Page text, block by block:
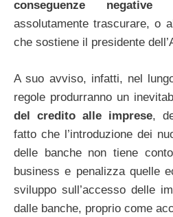
conseguenze negative
assolutamente trascurare, o
che sostiene il presidente
A suo avviso, infatti, nel
regole produrranno un
del credito alle imprese,
fatto che l’introduzione dei
delle banche non tiene
business e penalizza quelle
sviluppo sull’accesso delle
dalle banche, proprio come